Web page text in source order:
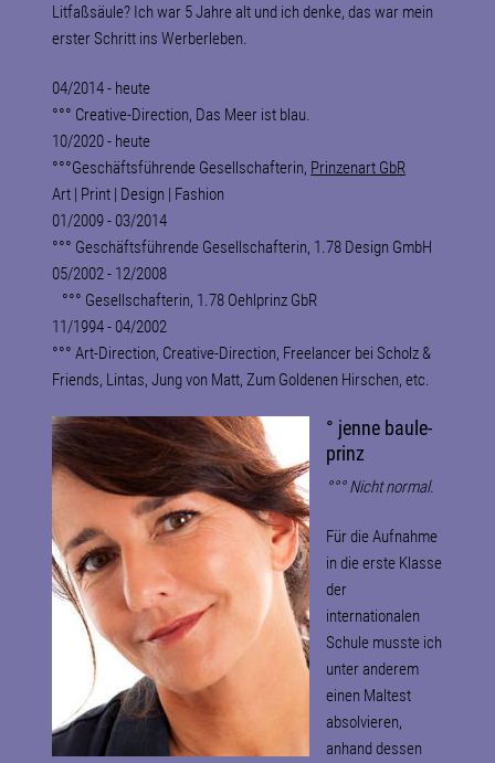
Litfaßsäule? Ich war 5 Jahre alt und ich denke, das war mein
erster Schritt ins Werberleben.
04/2014 - heute
°°° Creative-Direction, Das Meer ist blau.
10/2020 - heute
°°°Geschäftsführende Gesellschafterin, Prinzenart GbR
Art | Print | Design | Fashion
01/2009 - 03/2014
°°° Geschäftsführende Gesellschafterin, 1.78 Design GmbH
05/2002 - 12/2008
°°° Gesellschafterin, 1.78 Oehlprinz GbR
11/1994 - 04/2002
°°° Art-Direction, Creative-Direction, Freelancer bei Scholz &
Friends, Lintas, Jung von Matt, Zum Goldenen Hirschen, etc.
° jenne baule-
prinz
°°° Nicht normal.
Für die Aufnahme
in die erste Klasse
der
internationalen
Schule musste ich
unter anderem
einen Maltest
absolvieren,
anhand dessen